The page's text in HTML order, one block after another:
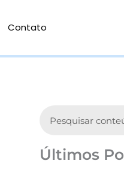
Contato
Últimos